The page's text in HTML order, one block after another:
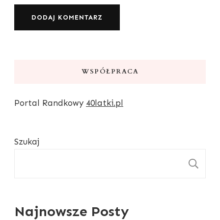
WSPÓŁPRACA
Portal Randkowy 40latki.pl
Szukaj
Najnowsze Posty